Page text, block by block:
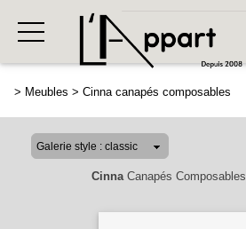
> Meubles > Cinna canapés composables
CinnaCanapés Composables